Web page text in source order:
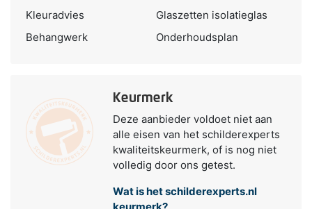
Kleuradvies
Glaszetten isolatieglas
Behangwerk
Onderhoudsplan
Keurmerk
Deze aanbieder voldoet niet aan
alle eisen van het schilderexperts
kwaliteitskeurmerk, of is nog niet
volledig door ons getest.
Wat is het schilderexperts.nl